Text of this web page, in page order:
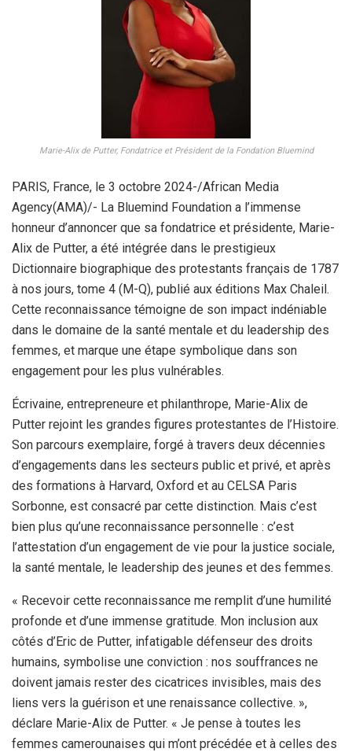
Marie-Alix de Putter, Fondatrice et Président de la Fondation Bluemind
PARIS, France, le 3 octobre 2024-/African Media
Agency(AMA)/- La Bluemind Foundation a l’immense
honneur d’annoncer que sa fondatrice et présidente, Marie-
Alix de Putter, a été intégrée dans le prestigieux
Dictionnaire biographique des protestants français de 1787
à nos jours, tome 4 (M-Q), publié aux éditions Max Chaleil.
Cette reconnaissance témoigne de son impact indéniable
dans le domaine de la santé mentale et du leadership des
femmes, et marque une étape symbolique dans son
engagement pour les plus vulnérables.
Écrivaine, entrepreneure et philanthrope, Marie-Alix de
Putter rejoint les grandes figures protestantes de l’Histoire.
Son parcours exemplaire, forgé à travers deux décennies
d’engagements dans les secteurs public et privé, et après
des formations à Harvard, Oxford et au CELSA Paris
Sorbonne, est consacré par cette distinction. Mais c’est
bien plus qu’une reconnaissance personnelle : c’est
l’attestation d’un engagement de vie pour la justice sociale,
la santé mentale, le leadership des jeunes et des femmes.
« Recevoir cette reconnaissance me remplit d’une humilité
profonde et d’une immense gratitude. Mon inclusion aux
côtés d’Eric de Putter, infatigable défenseur des droits
humains, symbolise une conviction : nos souffrances ne
doivent jamais rester des cicatrices invisibles, mais des
liens vers la guérison et une renaissance collective. »,
déclare Marie-Alix de Putter. « Je pense à toutes les
femmes camerounaises qui m’ont précédée et à celles des